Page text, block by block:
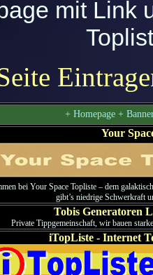
mit Link
+ Homepage +
Your
bei Your Space Topliste – dem
gibt’s niedrige Schwerkraft
Tobis Generatoren
Private Tippgemeinschaft, wir bauen
iTopListe - Internet